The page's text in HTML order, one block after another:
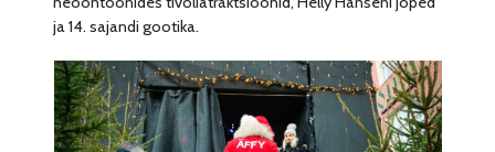
ja 14. sajandi gootika.